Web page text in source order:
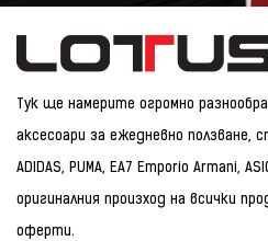
Тук ще намерите огромно
аксесоари за ежедневно ползване,
ADIDAS, PUMA, EA7 Emporio Armani,
оригиналния произход на всички
оферти.